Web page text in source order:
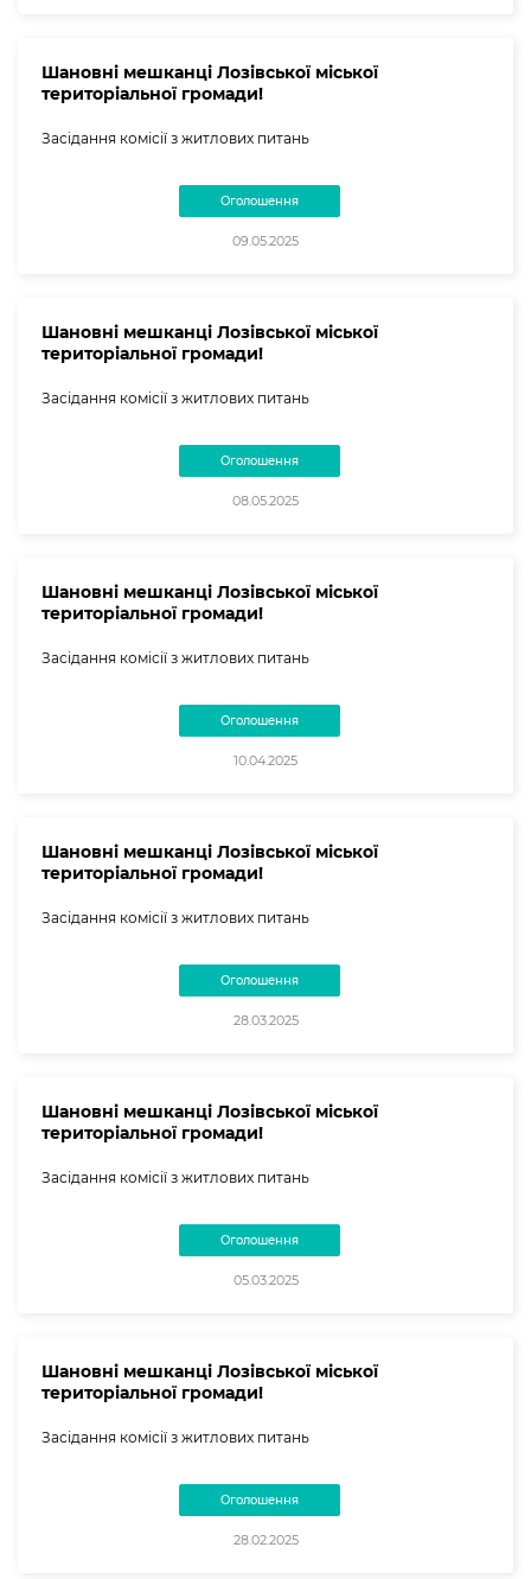
Шановні мешканці Лозівської міської
територіальної громади!
Засідання комісії з житлових питань
Оголошення
09.05.2025
Шановні мешканці Лозівської міської
територіальної громади!
Засідання комісії з житлових питань
Оголошення
08.05.2025
Шановні мешканці Лозівської міської
територіальної громади!
Засідання комісії з житлових питань
Оголошення
10.04.2025
Шановні мешканці Лозівської міської
територіальної громади!
Засідання комісії з житлових питань
Оголошення
28.03.2025
Шановні мешканці Лозівської міської
територіальної громади!
Засідання комісії з житлових питань
Оголошення
05.03.2025
Шановні мешканці Лозівської міської
територіальної громади!
Засідання комісії з житлових питань
Оголошення
28.02.2025